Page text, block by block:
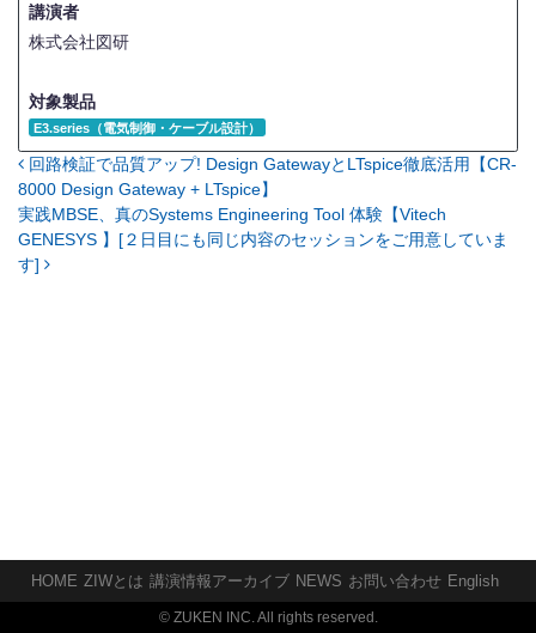
講演者
株式会社図研
対象製品
E3.series（電気制御・ケーブル設計）
投稿ナビゲーション
回路検証で品質アップ! Design GatewayとLTspice徹底活用【CR-
8000 Design Gateway + LTspice】
実践MBSE、真のSystems Engineering Tool 体験【Vitech
GENESYS 】[２日目にも同じ内容のセッションをご用意していま
す]
HOME ZIWとは 講演情報アーカイブ NEWS お問い合わせ English
© ZUKEN INC. All rights reserved.